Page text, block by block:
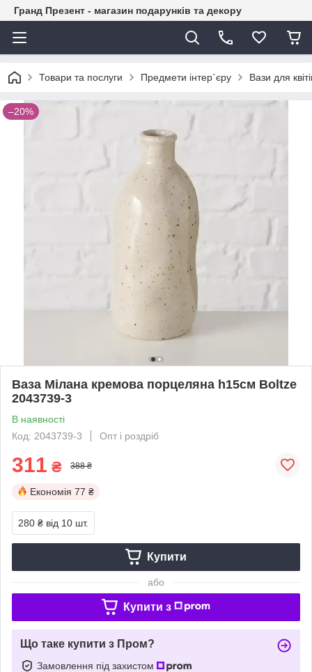
Гранд Презент - магазин подарунків та декору
Товари та послуги Предмети інтер`єру Вази для
–20%
Ваза Мілана кремова порцеляна h15см Boltze
2043739-3
В наявності
Код: 2043739-3
Опт і роздріб
311 ₴ 388 ₴
Економія 77 ₴
280 ₴ від 10 шт.
Купити
або
Купити з
Що таке купити з Пром?
Замовлення під захистом